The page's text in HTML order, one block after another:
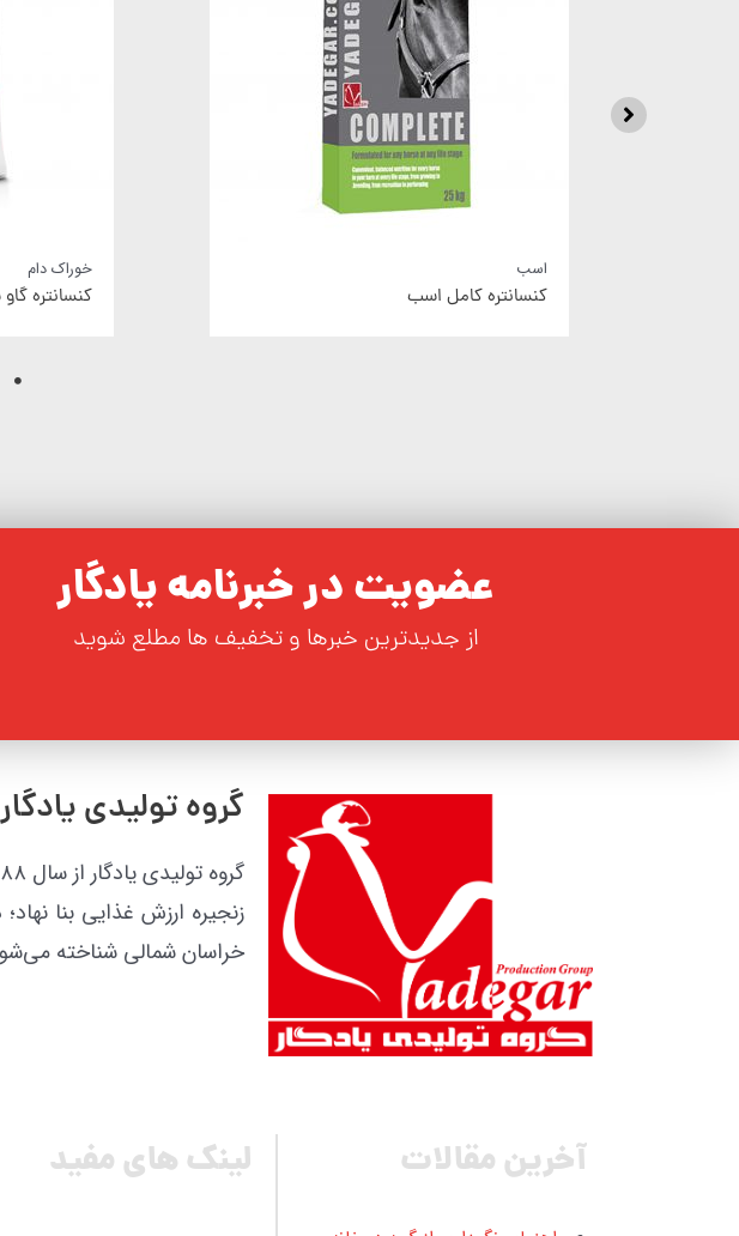
خوراک دام
کنسانتره گاو شیری سوپر تولید ویژه
خوراک دام
کنسانتره
عضویت در خبرنامه یادگار
از جدیدترین خبرها و تخفیف ها مطلع شوید
گروه تولیدی یادگار
زنجیره ارزش غذایی بنا
خراسان شمالی شناخته
آخرین مقالات لینک های مفید